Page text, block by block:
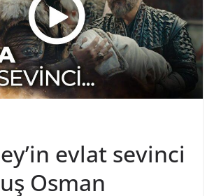
evlat sevinci
Osman